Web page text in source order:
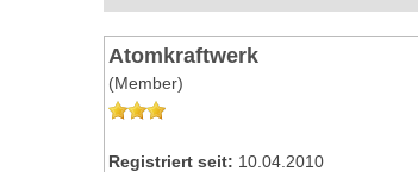
Atomkraftwerk
(Member)
Registriert seit: 10.04.2010